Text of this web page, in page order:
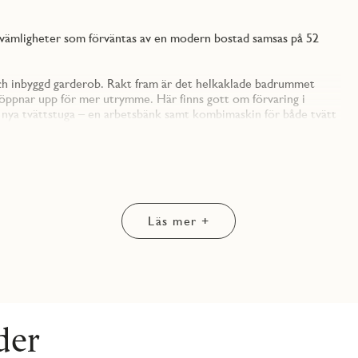
som förväntas av en modern bostad samsas på 52
inbyggd garderob. Rakt fram är det helkaklade badrummet
upp för mer utrymme. Här finns gott om förvaring i
tvättstuga – en arbetsbänk samt kombimaskin för både tvätt
Sommartid förlängs ytorna ut till den härliga balkongen om 5
rostfria vitvaror från Electrolux och Franke.
spegel och vit kommod. En neutral grund där du kan
Läs mer +